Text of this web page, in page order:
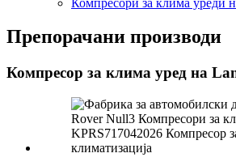
Препорачани производи
Компресор за клима уред на